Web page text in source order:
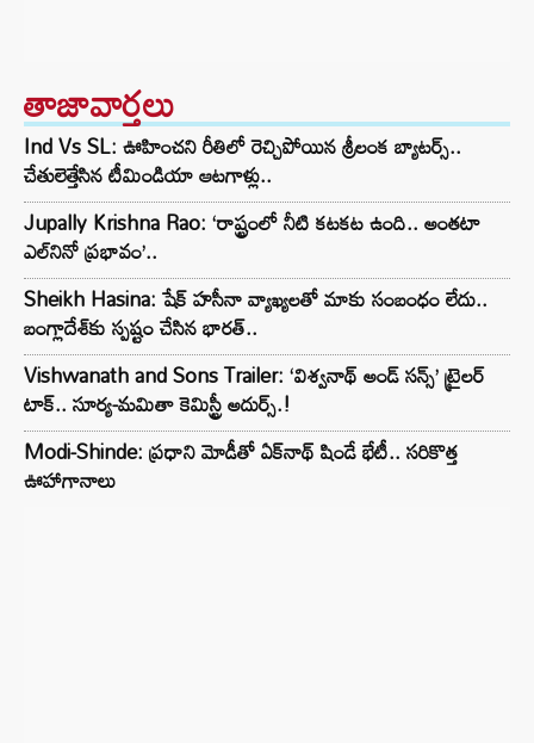
తాజావార్తలు
Ind Vs SL: ఊహించని రీతిలో రెచ్చిపోయిన శ్రీలంక బ్యాటర్స్..
చేతులెత్తేసిన టీమిండియా ఆటగాళ్లు..
Jupally Krishna Rao: ‘రాష్ట్రంలో నీటి కటకట ఉంది.. అంతటా
ఎల్‌నినో ప్రభావం’..
Sheikh Hasina: షేక్ హసీనా వ్యాఖ్యలతో మాకు సంబంధం లేదు..
బంగ్లాదేశ్‌కు స్పష్టం చేసిన భారత్..
Vishwanath and Sons Trailer: ‘విశ్వనాథ్ అండ్ సన్స్’ ట్రైలర్
టాక్.. సూర్య-మమితా కెమిస్ట్రీ అదుర్స్.!
Modi-Shinde: ప్రధాని మోడీతో ఏక్‌నాథ్ షిండే భేటీ.. సరికొత్త
ఊహాగానాలు